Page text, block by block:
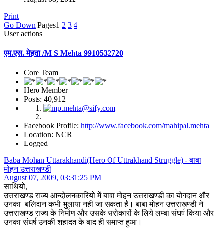
Print
Go Down Pages1 2 3 4
User actions
एम.एस. मेहता /M S Mehta 9910532720
Core Team
Hero Member
Posts: 40,912
Facebook Profile: http://www.facebook.com/mahipal.mehta
Location: NCR
Logged
Baba Mohan Uttarakhandi(Hero Of Uttrakhand Struggle) - बाबा
मोहन उत्तराखण्डी
August 07, 2009, 03:31:25 PM
साथियो,
उत्तराखण्ड राज्य आन्दोलनकारियो में बाबा मोहन उत्तराखण्डी का योगदान और
उनका बलिदान कभी भुलाया नहीं जा सकता है। बाबा मोहन उत्तराखण्डी ने
उत्तराखण्ड राज्य के निर्माण और उसके सरोकारों के लिये लम्बा संघर्ष किया और
उनका संघर्ष उनकी शहादत के बाद ही समाप्त हुआ।